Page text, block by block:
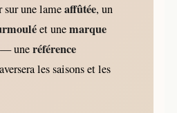
sur une lameaffûtée, un
et unemarque
— uneréférence
les saisons et les